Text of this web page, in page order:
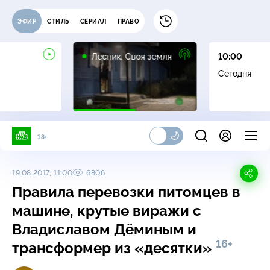
ЭФИР СТИЛЬ СЕРИАЛ ПРАВО
Лесник. Своя земля
16+
10:00
Сегодня
18+
19.08.2017, 11:00 6806
Правила перевозки питомцев в
машине, крутые виражи с
Владиславом Дёминым и
трансформер из «десятки» 16+